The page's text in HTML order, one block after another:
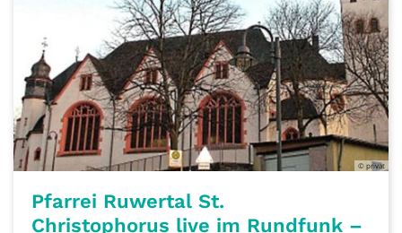
© privat
Pfarrei Ruwertal St.
Christophorus live im Rundfunk –